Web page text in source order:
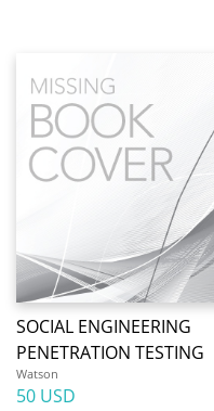
SOCIAL ENGINEERING
PENETRATION TESTING
Watson
50 USD